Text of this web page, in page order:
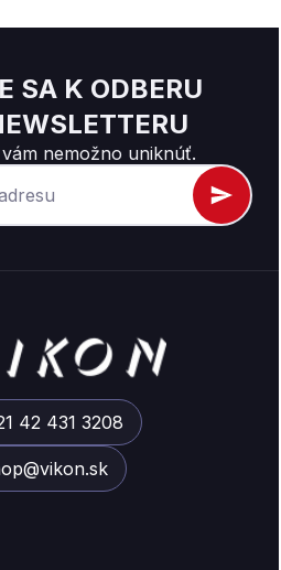
SA K ODBERU
nemožno uniknúť.
42 431 3208